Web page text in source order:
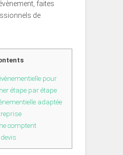
faites
de
pour
étape par étape
adaptée
comptent